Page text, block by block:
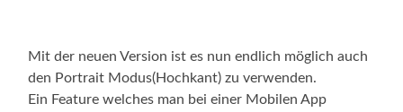
Mit der neuen Version ist es nun endlich möglich auch
den Portrait Modus(Hochkant) zu verwenden.
Ein Feature welches man bei einer Mobilen App